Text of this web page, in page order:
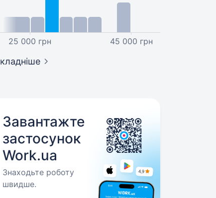
25 000 грн 45 000 грн
Завантажте
застосунок
Work.ua
Знаходьте роботу
швидше.